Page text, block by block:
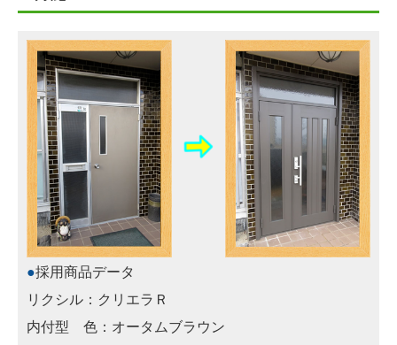
●採用商品データ
リクシル：クリエラＲ
内付型 色：オータムブラウン